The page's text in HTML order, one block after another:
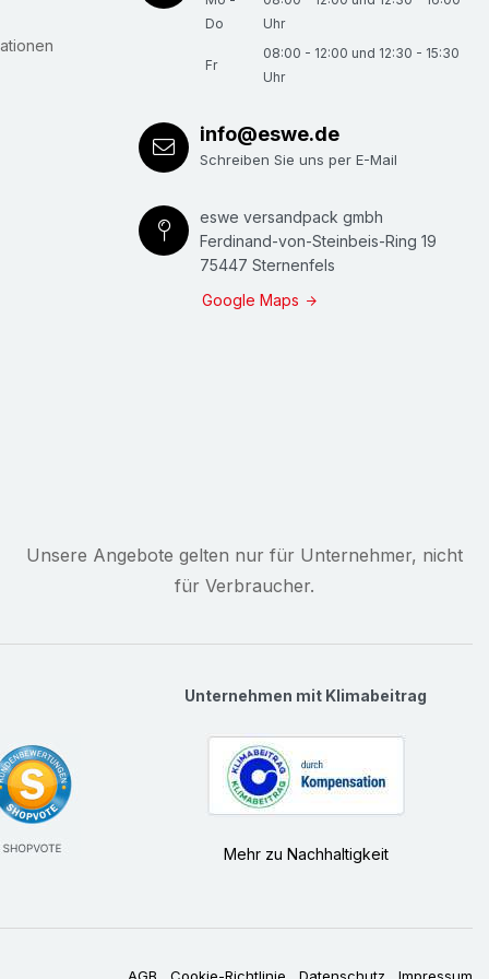
Do
Uhr
Fr
08:00 - 12:00 und 12:30 - 15:30
Uhr
info@eswe.de
Schreiben Sie uns per E-Mail
eswe versandpack gmbh
Ferdinand-von-Steinbeis-Ring 19
75447 Sternenfels
Google Maps
Unsere Angebote gelten nur für Unternehmer, nicht
für Verbraucher.
Unternehmen mit Klimabeitrag
Mehr zu Nachhaltigkeit